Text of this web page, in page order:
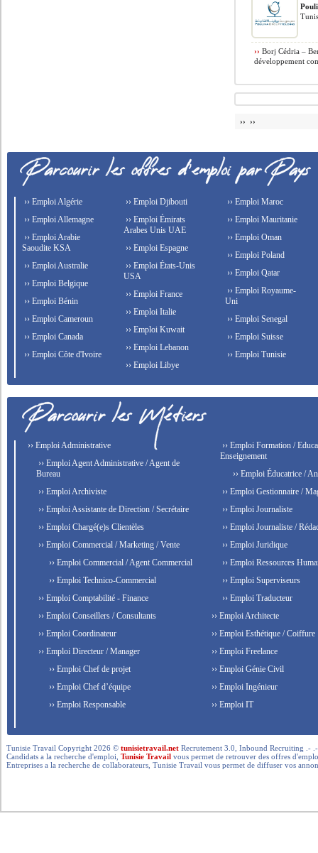
›› Borj Cédria –
développement
›› ››
›› Emploi Algérie
›› Emploi Allemagne
›› Emploi Arabie
Saoudite KSA
›› Emploi Australie
›› Emploi Belgique
›› Emploi Bénin
›› Emploi Cameroun
›› Emploi Canada
›› Emploi Côte d'Ivoire
›› Emploi Djibouti
›› Emploi Émirats
Arabes Unis UAE
›› Emploi Espagne
›› Emploi États-Unis
USA
›› Emploi France
›› Emploi Italie
›› Emploi Kuwait
›› Emploi Lebanon
›› Emploi Libye
›› Emploi Maroc
›› Emploi Mauritanie
›› Emploi Oman
›› Emploi Poland
›› Emploi Qatar
›› Emploi Royaume-
Uni
›› Emploi Senegal
›› Emploi Suisse
›› Emploi Tunisie
›› Emploi Administrative
›› Emploi Agent Administrative / Agent de
Bureau
›› Emploi Archiviste
›› Emploi Assistante de Direction / Secrétaire
›› Emploi Chargé(e)s Clientèles
›› Emploi Commercial / Marketing / Vente
›› Emploi Commercial / Agent Commercial
›› Emploi Technico-Commercial
›› Emploi Comptabilité - Finance
›› Emploi Conseillers / Consultants
›› Emploi Coordinateur
›› Emploi Directeur / Manager
›› Emploi Chef de projet
›› Emploi Chef d’équipe
›› Emploi Responsable
›› Emploi Formation /
Enseignement
›› Emploi Éducatrice /
›› Emploi Gestionnaire /
›› Emploi Journaliste
›› Emploi Journaliste /
›› Emploi Juridique
›› Emploi Ressources
›› Emploi Superviseurs
›› Emploi Traducteur
›› Emploi Architecte
›› Emploi Esthétique / Coiffure
›› Emploi Freelance
›› Emploi Génie Civil
›› Emploi Ingénieur
›› Emploi IT
Tunisie Travail Copyright 2026 ©tunisietravail.net Recrutement 3.0, Inbound Recruiting .-
Candidats a la recherche d'emploi,Tunisie Travail vous permet de retrouver des offres
Entreprises a la recherche de collaborateurs, Tunisie Travail vous permet de diffuser vos